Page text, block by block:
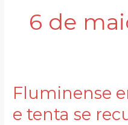
6 de
Fluminense
e tenta se
Fluminense
Rivadavia